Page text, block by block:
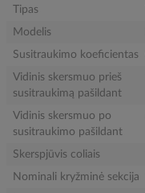
Tipas
Modelis
Susitraukimo koeficientas
Vidinis skersmuo prieš
susitraukimą pašildant
Vidinis skersmuo po
susitraukimo pašildant
Skerspjūvis coliais
Nominali kryžminė sekcija